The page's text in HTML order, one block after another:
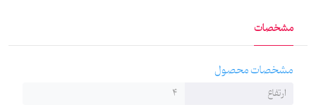
گلدان‌ها یک انتخاب بسیار خوب هستند برای هدیه دادن به عزیزانی که
مشخصات
مشخصات محصول
ارتفاع
4